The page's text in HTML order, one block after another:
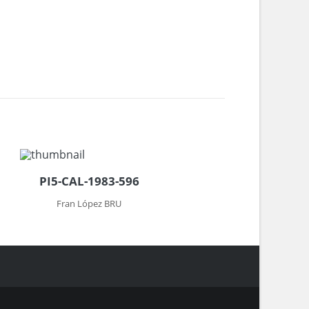
PI5-CAL-1983-596
Fran López BRU